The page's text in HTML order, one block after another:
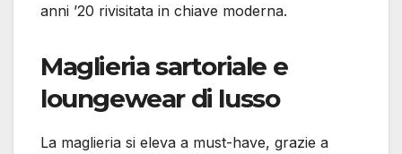
anni ’20 rivisitata in chiave moderna.
Maglieria sartoriale e
loungewear di lusso
La maglieria si eleva a must-have, grazie a